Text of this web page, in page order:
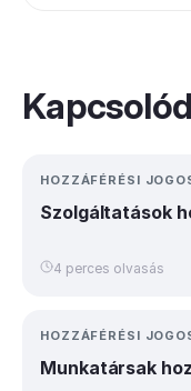
HOZZÁFÉRÉSI
Szolgáltatások
4 perces olvasás
HOZZÁFÉRÉSI
Munkatársak